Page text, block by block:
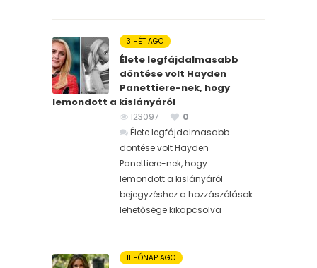
3 HÉT AGO
Élete legfájdalmasabb
döntése volt Hayden
Panettiere-nek, hogy
lemondott a kislányáról
123097
0
Élete legfájdalmasabb
döntése volt Hayden
Panettiere-nek, hogy
lemondott a kislányáról
bejegyzéshez a hozzászólások
lehetősége kikapcsolva
11 HÓNAP AGO